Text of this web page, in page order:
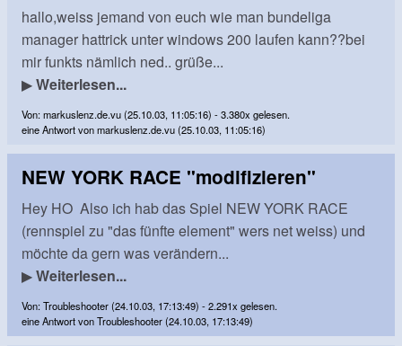
hallo,weiss jemand von euch wie man bundeliga
manager hattrick unter windows 200 laufen kann??bei
mir funkts nämlich ned.. grüße...
▶Weiterlesen...
Von: markuslenz.de.vu (25.10.03, 11:05:16) - 3.380x gelesen.
eine Antwort von markuslenz.de.vu (25.10.03, 11:05:16)
NEW YORK RACE "modifizieren"
Hey HO Also ich hab das Spiel NEW YORK RACE
(rennspiel zu "das fünfte element" wers net weiss) und
möchte da gern was verändern...
▶Weiterlesen...
Von: Troubleshooter (24.10.03, 17:13:49) - 2.291x gelesen.
eine Antwort von Troubleshooter (24.10.03, 17:13:49)